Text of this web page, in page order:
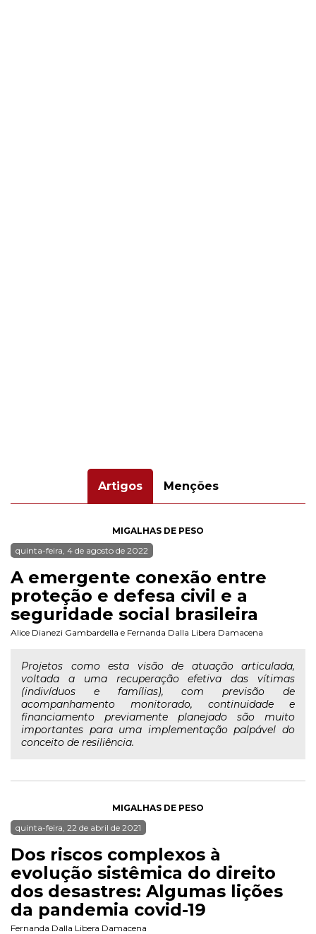
Artigos Menções
MIGALHAS DE PESO
quinta-feira, 4 de agosto de 2022
A emergente conexão entre
proteção e defesa civil e a
seguridade social brasileira
Alice Dianezi Gambardella e Fernanda Dalla Libera Damacena
Projetos como esta visão de atuação articulada,
voltada a uma recuperação efetiva das vítimas
(indivíduos e famílias), com previsão de
acompanhamento monitorado, continuidade e
financiamento previamente planejado são muito
importantes para uma implementação palpável do
conceito de resiliência.
MIGALHAS DE PESO
quinta-feira, 22 de abril de 2021
Dos riscos complexos à
evolução sistêmica do direito
dos desastres: Algumas lições
da pandemia covid-19
Fernanda Dalla Libera Damacena